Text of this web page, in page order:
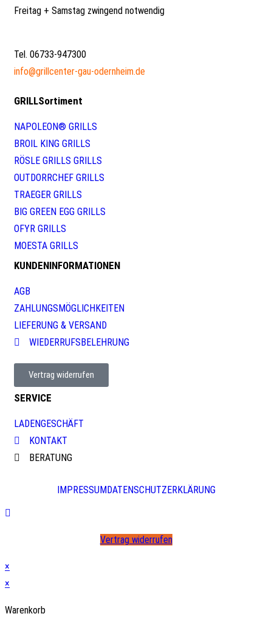
Freitag + Samstag zwingend notwendig
Tel. 06733-947300
info@grillcenter-gau-odernheim.de
GRILLSortiment
NAPOLEON® GRILLS
BROIL KING GRILLS
RÖSLE GRILLS GRILLS
OUTDORRCHEF GRILLS
TRAEGER GRILLS
BIG GREEN EGG GRILLS
OFYR GRILLS
MOESTA GRILLS
KUNDENINFORMATIONEN
AGB
ZAHLUNGSMÖGLICHKEITEN
LIEFERUNG & VERSAND
WIEDERRUFSBELEHRUNG
Vertrag widerrufen
SERVICE
LADENGESCHÄFT
KONTAKT
BERATUNG
IMPRESSUMDATENSCHUTZERKLÄRUNG
Vertrag widerrufen
×
×
Warenkorb